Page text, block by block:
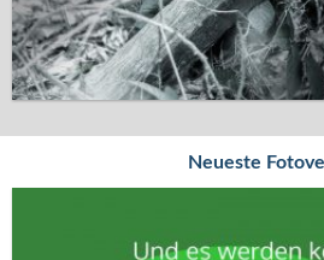
Neueste